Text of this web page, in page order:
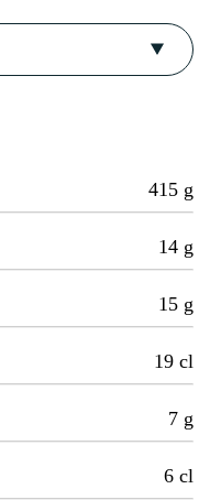
415 g
14 g
15 g
19 cl
7 g
6 cl